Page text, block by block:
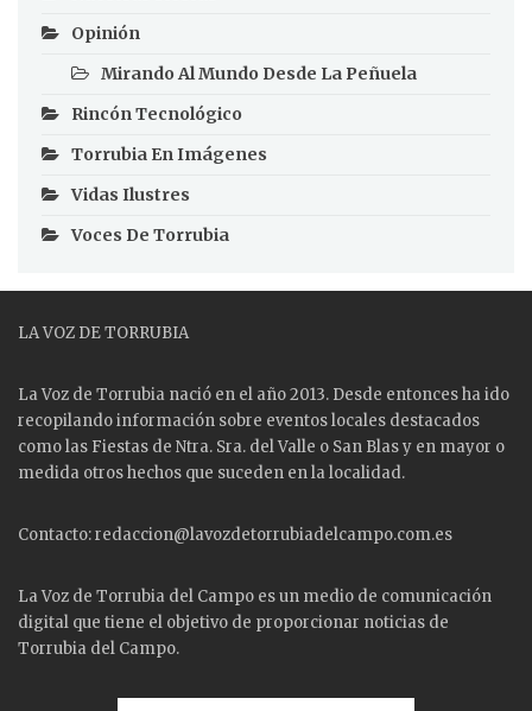
Opinión
Mirando Al Mundo Desde La Peñuela
Rincón Tecnológico
Torrubia En Imágenes
Vidas Ilustres
Voces De Torrubia
LA VOZ DE TORRUBIA
La Voz de Torrubia nació en el año 2013. Desde entonces ha ido
recopilando información sobre eventos locales destacados
como las Fiestas de Ntra. Sra. del Valle o San Blas y en mayor o
medida otros hechos que suceden en la localidad.
Contacto: redaccion@lavozdetorrubiadelcampo.com.es
La Voz de Torrubia del Campo es un medio de comunicación
digital que tiene el objetivo de proporcionar noticias de
Torrubia del Campo.